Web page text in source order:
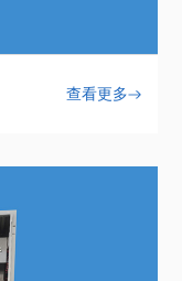
查看更多